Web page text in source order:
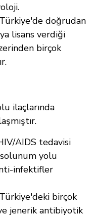
Türkiye'de doğrudan
lisans verdiği
birçok
ilaçlarında
AIDS tedavisi
yolu
infektifler
Türkiye'deki birçok
jenerik antibiyotik